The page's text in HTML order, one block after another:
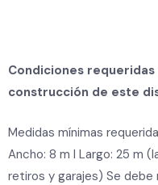
Condiciones
construcción de este
Medidas mínimas
Ancho: 8 m I Largo: 25 m
retiros y garajes) Se debe